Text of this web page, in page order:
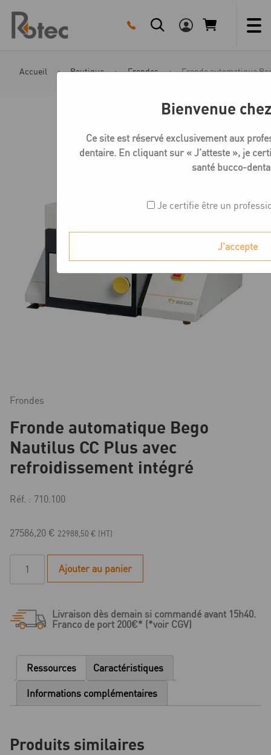
content
Accueil Boutique Frondes Fronde automatique
Frondes
Fronde automatique Bego
Nautilus CC Plus avec
refroidissement intégré
Réf. : 710.100
27586,20 € 22988,50 € (HT)
Bego
Plus
avec
refroidissement
intégré
Ajouter au panier
Livraison dès demain si commandé avant 15h40.
Franco de port 200€* (*voir CGV)
Ressources Caractéristiques
Informations complémentaires
Produits similaires
Bienvenue
Ce site est réservé exclusivement aux
dentaire. En cliquant sur « J’atteste », je
santé bucco-
Je certifie être un
J'accepte